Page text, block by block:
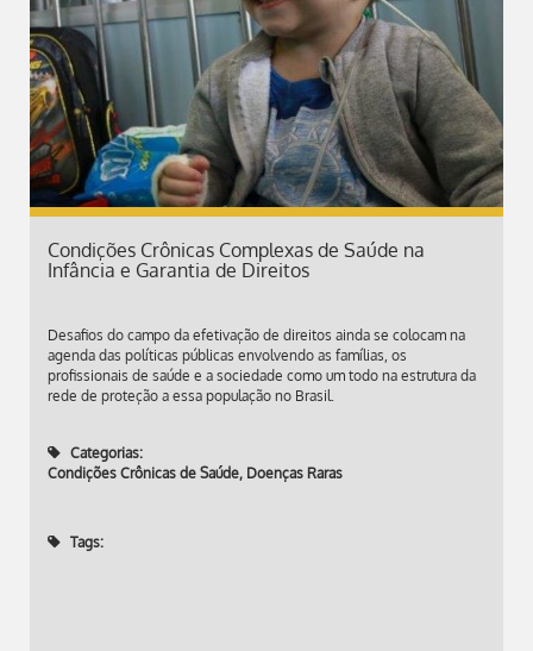
Condições Crônicas Complexas de Saúde na
Infância e Garantia de Direitos
Desafios do campo da efetivação de direitos ainda se colocam na
agenda das políticas públicas envolvendo as famílias, os
profissionais de saúde e a sociedade como um todo na estrutura da
rede de proteção a essa população no Brasil.
Categorias:
Condições Crônicas de Saúde, Doenças Raras
Tags: